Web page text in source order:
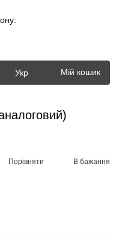
Укр Мій кошик
Порівняти В бажання